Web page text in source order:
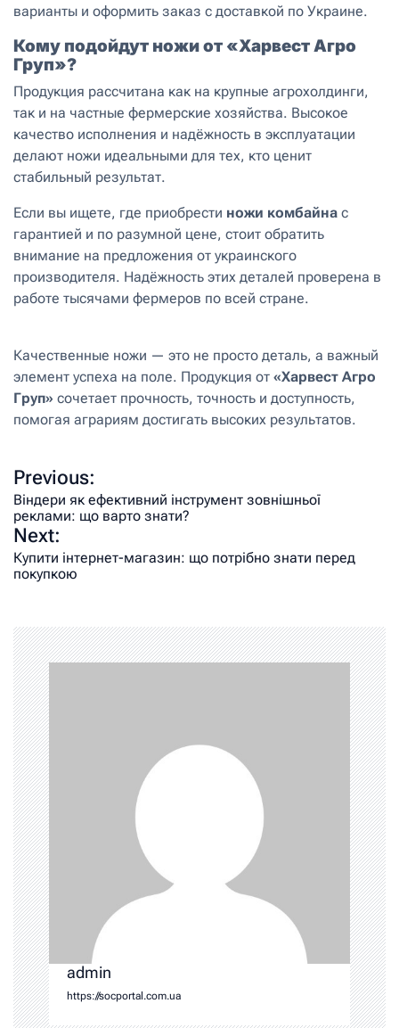
варианты и оформить заказ с доставкой по Украине.
Кому подойдут ножи от «Харвест Агро
Груп»?
Продукция рассчитана как на крупные агрохолдинги,
так и на частные фермерские хозяйства. Высокое
качество исполнения и надёжность в эксплуатации
делают ножи идеальными для тех, кто ценит
стабильный результат.
Если вы ищете, где приобрести ножи комбайна с
гарантией и по разумной цене, стоит обратить
внимание на предложения от украинского
производителя. Надёжность этих деталей проверена в
работе тысячами фермеров по всей стране.
Качественные ножи — это не просто деталь, а важный
элемент успеха на поле. Продукция от «Харвест Агро
Груп» сочетает прочность, точность и доступность,
помогая аграриям достигать высоких результатов.
Previous:
Віндери як ефективний інструмент зовнішньої
реклами: що варто знати?
Next:
Купити інтернет-магазин: що потрібно знати перед
покупкою
admin
https://socportal.com.ua